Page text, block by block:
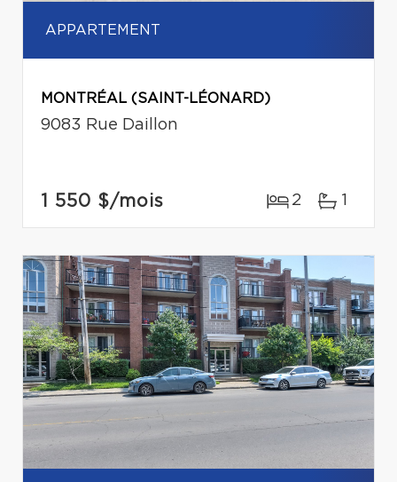
APPARTEMENT
MONTRÉAL (SAINT-LÉONARD)
9083 Rue Daillon
1 550 $/mois 2 1